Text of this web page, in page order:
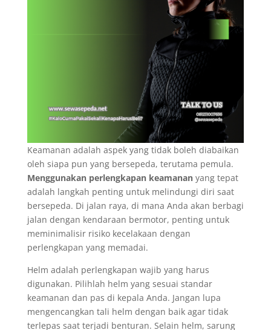
Keamanan adalah aspek yang tidak boleh diabaikan
oleh siapa pun yang bersepeda, terutama pemula.
Menggunakan perlengkapan keamananyang tepat
adalah langkah penting untuk melindungi diri saat
bersepeda. Di jalan raya, di mana Anda akan berbagi
jalan dengan kendaraan bermotor, penting untuk
meminimalisir risiko kecelakaan dengan
perlengkapan yang memadai.
Helm adalah perlengkapan wajib yang harus
digunakan. Pilihlah helm yang sesuai standar
keamanan dan pas di kepala Anda. Jangan lupa
mengencangkan tali helm dengan baik agar tidak
terlepas saat terjadi benturan. Selain helm, sarung